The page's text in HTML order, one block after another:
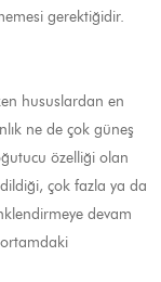
gerektiğidir.
hususlardan en
ne de çok güneş
özelliği olan
çok fazla ya da
devam